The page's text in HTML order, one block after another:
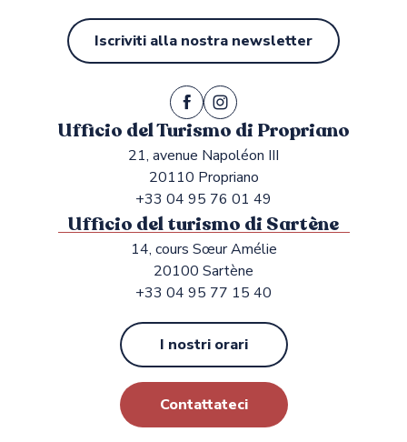
Iscriviti alla nostra newsletter
Ufficio del Turismo di Propriano
21, avenue Napoléon III
20110 Propriano
+33 04 95 76 01 49
Ufficio del turismo di Sartène
14, cours Sœur Amélie
20100 Sartène
+33 04 95 77 15 40
I nostri orari
Contattateci